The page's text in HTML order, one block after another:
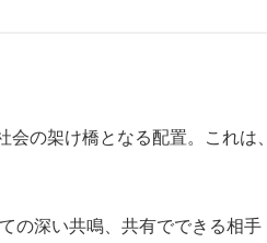
の架け橋となる配置。これは、
の深い共鳴、共有でできる相手